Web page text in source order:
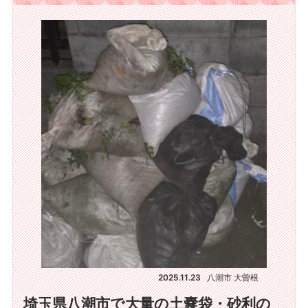
2025.11.23 八潮市 大曽根
埼玉県八潮市で大量の土嚢袋・砂利の